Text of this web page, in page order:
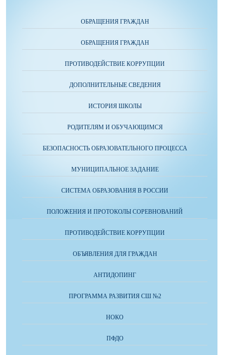
ОБРАЩЕНИЯ ГРАЖДАН
ОБРАЩЕНИЯ ГРАЖДАН
ПРОТИВОДЕЙСТВИЕ КОРРУПЦИИ
ДОПОЛНИТЕЛЬНЫЕ СВЕДЕНИЯ
ИСТОРИЯ ШКОЛЫ
РОДИТЕЛЯМ И ОБУЧАЮЩИМСЯ
БЕЗОПАСНОСТЬ ОБРАЗОВАТЕЛЬНОГО ПРОЦЕССА
МУНИЦИПАЛЬНОЕ ЗАДАНИЕ
СИСТЕМА ОБРАЗОВАНИЯ В РОССИИ
ПОЛОЖЕНИЯ И ПРОТОКОЛЫ СОРЕВНОВАНИЙ
ПРОТИВОДЕЙСТВИЕ КОРРУПЦИИ
ОБЪЯВЛЕНИЯ ДЛЯ ГРАЖДАН
АНТИДОПИНГ
ПРОГРАММА РАЗВИТИЯ СШ №2
НОКО
ПФДО